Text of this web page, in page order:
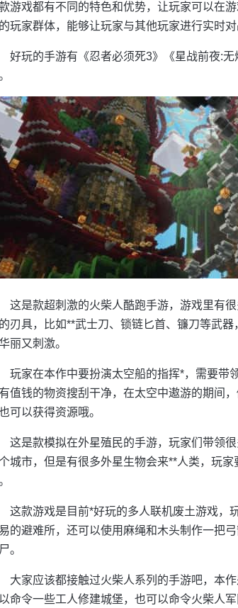
游戏都有不同的特色和优势，让玩家可以在
玩家群体，能够让玩家与其他玩家进行实时
好玩的手游有《忍者必须死3》《星战前夜:
这是款超刺激的火柴人酷跑手游，游戏里有
刃具，比如**武士刀、锁链匕首、镰刀等武
丽又刺激。
玩家在本作中要扮演太空船的指挥*，需要带
值钱的物资搜刮干净，在太空中遨游的期间
可以获得资源哦。
这是款模拟在外星殖民的手游，玩家们带领
城市，但是有很多外星生物会来**人类，玩
这款游戏是目前*好玩的多人联机废土游戏，
的避难所，还可以使用麻绳和木头制作一把
。
大家应该都接触过火柴人系列的手游吧，本
命令一些工人修建城堡，也可以命令火柴人